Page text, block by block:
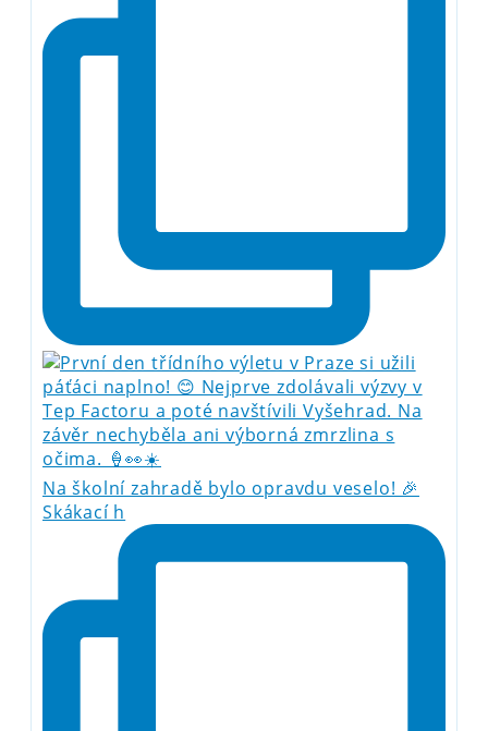
Na školní zahradě bylo opravdu veselo! 🎉
Skákací h